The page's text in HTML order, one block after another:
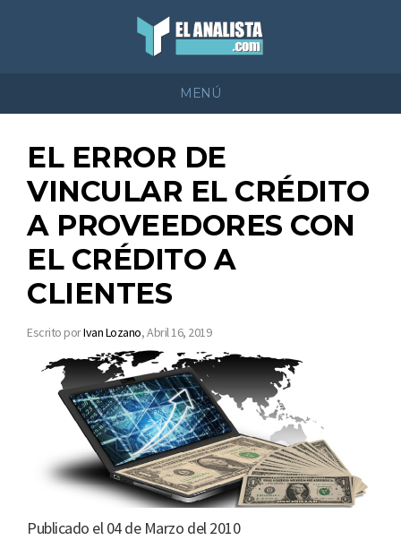
MENÚ
EL ERROR DE
VINCULAR EL CRÉDITO
A PROVEEDORES CON
EL CRÉDITO A
CLIENTES
Escrito porIvan Lozano,Abril 16, 2019
Publicado el 04 de Marzo del 2010